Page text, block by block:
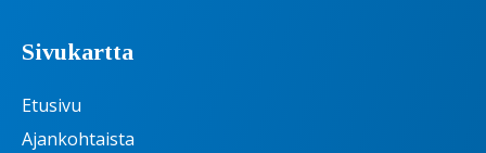
Sivukartta
Etusivu
Ajankohtaista